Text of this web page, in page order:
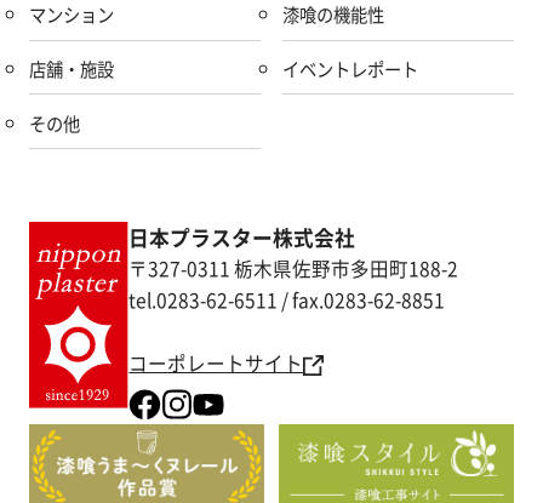
マンション
店舗・施設
その他
漆喰の機能性
イベントレポート
日本プラスター株式会社
〒327-0311 栃木県佐野市多田町188-2
tel.0283-62-6511 / fax.0283-62-8851
コーポレートサイト